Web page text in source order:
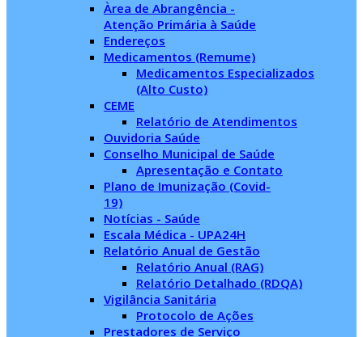
Àrea de Abrangência -
Atenção Primária à Saúde
Endereços
Medicamentos (Remume)
Medicamentos Especializados
(Alto Custo)
CEME
Relatório de Atendimentos
Ouvidoria Saúde
Conselho Municipal de Saúde
Apresentação e Contato
Plano de Imunização (Covid-
19)
Notícias - Saúde
Escala Médica - UPA24H
Relatório Anual de Gestão
Relatório Anual (RAG)
Relatório Detalhado (RDQA)
Vigilância Sanitária
Protocolo de Ações
Prestadores de Serviço